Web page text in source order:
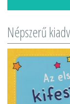
Népszerű